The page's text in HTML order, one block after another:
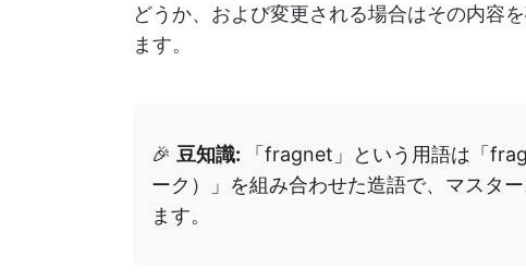
どうか、および変更される場合はその内容
ます。
🎉 豆知識:
「fragnet」という用語は「
ーク）」を組み合わせた造語で、マスタ
ます。